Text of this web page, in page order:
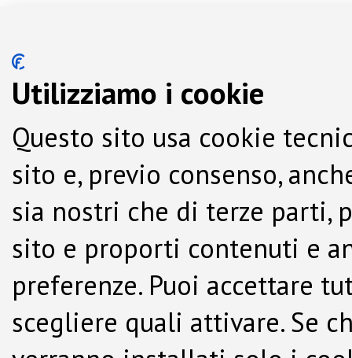
Utilizziamo i cookie
Questo sito usa cookie
sito e, previo consenso,
sia nostri che di terze parti,
sito e proporti contenuti e
preferenze. Puoi accettare
scegliere quali attivare. Se